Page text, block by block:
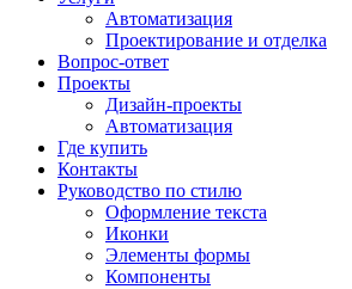
Автоматизация
Проектирование и отделка
Вопрос-ответ
Проекты
Дизайн-проекты
Автоматизация
Где купить
Контакты
Руководство по стилю
Оформление текста
Иконки
Элементы формы
Компоненты